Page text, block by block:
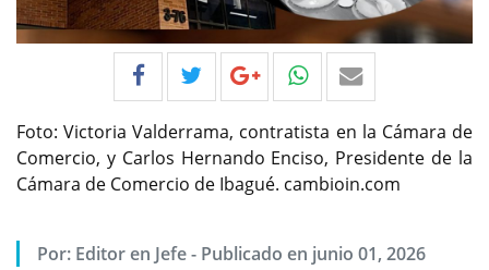
Foto: Victoria Valderrama, contratista en la Cámara de
Comercio, y Carlos Hernando Enciso, Presidente de la
Cámara de Comercio de Ibagué. cambioin.com
Por: Editor en Jefe- Publicado en junio 01, 2026